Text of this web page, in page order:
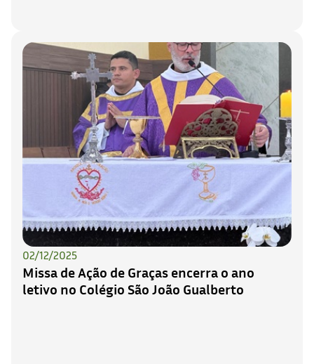
02/12/2025
Missa de Ação de Graças encerra o ano
letivo no Colégio São João Gualberto